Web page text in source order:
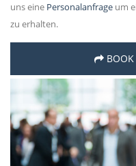
uns eine Personalanfrage um
zu erhalten.
BOOK